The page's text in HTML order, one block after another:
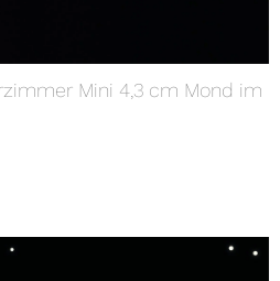
Mini 4,3 cm Mond im